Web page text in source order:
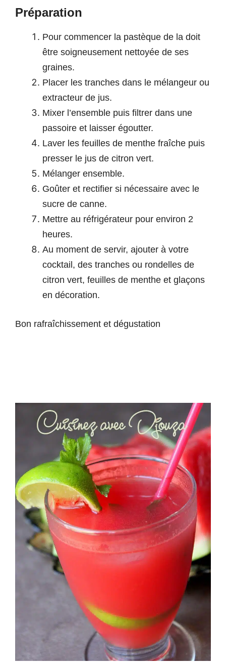
Préparation
Pour commencer la pastèque de la doit
être soigneusement nettoyée de ses
graines.
Placer les tranches dans le mélangeur ou
extracteur de jus.
Mixer l’ensemble puis filtrer dans une
passoire et laisser égoutter.
Laver les feuilles de menthe fraîche puis
presser le jus de citron vert.
Mélanger ensemble.
Goûter et rectifier si nécessaire avec le
sucre de canne.
Mettre au réfrigérateur pour environ 2
heures.
Au moment de servir, ajouter à votre
cocktail, des tranches ou rondelles de
citron vert, feuilles de menthe et glaçons
en décoration.
Bon rafraîchissement et dégustation